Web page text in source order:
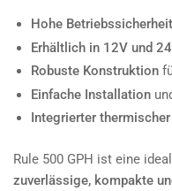
Hohe Betriebssicherheit
Erhältlich in 12V und
Robuste Konstruktion
Einfache Installation
Integrierter
Rule 500 GPH ist eine
zuverlässige, kompakte